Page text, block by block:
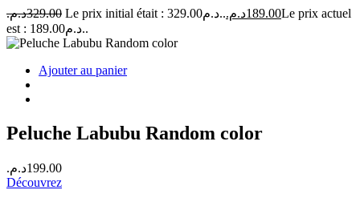
329.00د.م. Le prix initial était : 329.00د.م.. 189.00د.م.
Le prix actuel
est : 189.00د.م..
Ajouter au panier
Peluche Labubu Random color
199.00د.م.
Découvrez